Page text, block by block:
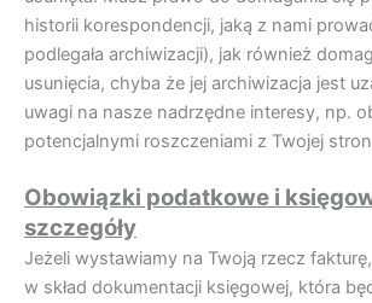
historii korespondencji, jaką z nami
podlegała archiwizacji), jak również
usunięcia, chyba że jej archiwizacja jest
uwagi na nasze nadrzędne interesy, np.
potencjalnymi roszczeniami z Twojej
Obowiązki podatkowe i
szczegóły
Jeżeli wystawiamy na Twoją rzecz
w skład dokumentacji księgowej, która